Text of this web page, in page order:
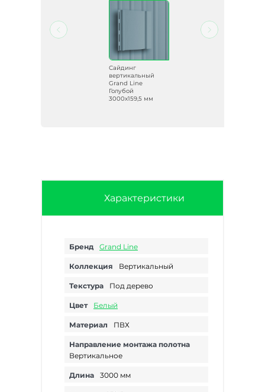
Сайдинг
вертикальный
Grand Line
Голубой
3000х159,5 мм
Характеристики
Бренд Grand Line
Коллекция Вертикальный
Текстура Под дерево
Цвет Белый
Материал ПВХ
Направление монтажа полотна
Вертикальное
Длина 3000 мм